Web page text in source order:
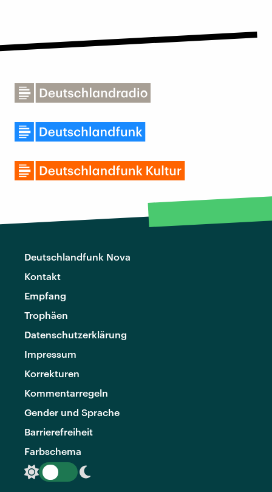
Deutschlandfunk Nova
Kontakt
Empfang
Trophäen
Datenschutzerklärung
Impressum
Korrekturen
Kommentarregeln
Gender und Sprache
Barrierefreiheit
Farbschema